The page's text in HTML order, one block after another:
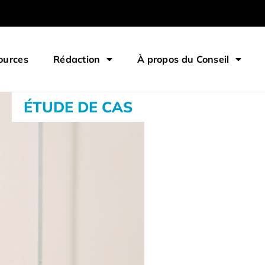
Rédaction À propos du Conseil
ÉTUDE DE CAS